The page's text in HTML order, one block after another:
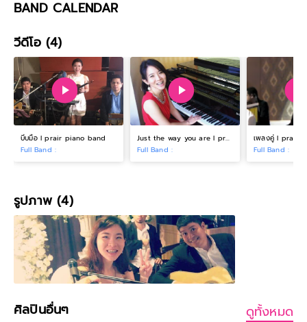
BAND CALENDAR
วีดีโอ (4)
บีบมือ l prair piano band
Full Band :
Just the way you are l prair piano band
Full Band :
เพลงคู่ l prair
Full Band :
รูปภาพ (4)
ศิลปินอื่นๆ ดูทั้งหมด